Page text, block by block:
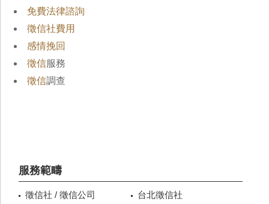
免費法律諮詢
徵信社費用
感情挽回
徵信服務
徵信調查
服務範疇
徵信社 / 徵信公司
台北徵信社